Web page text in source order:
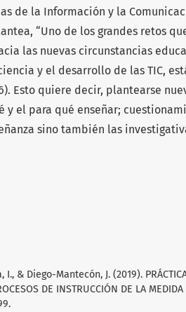
de la Información y la
“Uno de los grandes retos
las nuevas circunstancias
y el desarrollo de las TIC,
Esto quiere decir, plantearse
y el para qué enseñar;
sino también las
& Diego-Mantecón, J. (2019).
DE INSTRUCCIÓN DE LA